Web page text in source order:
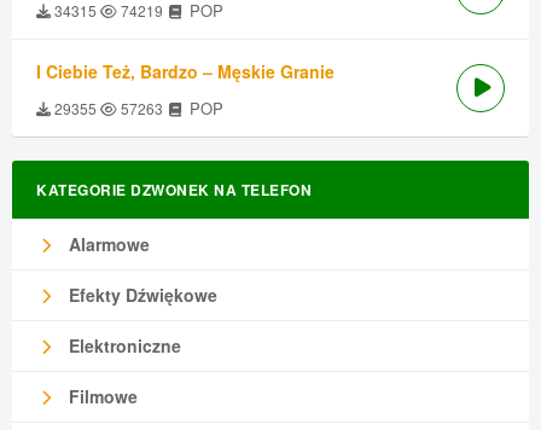
34315 74219 POP
I Ciebie Też, Bardzo – Męskie Granie
29355 57263 POP
KATEGORIE DZWONEK NA TELEFON
Alarmowe
Efekty Dźwiękowe
Elektroniczne
Filmowe